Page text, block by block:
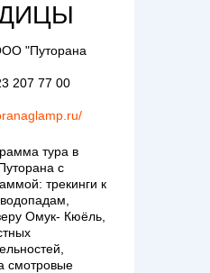
тура в
с
трекинги к
Омук- Кюёль,
смотровые
"Путорана
207 77 00